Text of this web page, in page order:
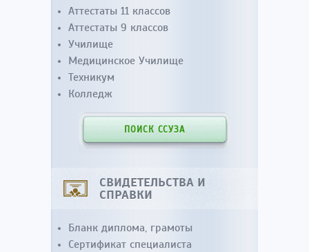
Аттестаты 11 классов
Аттестаты 9 классов
Училище
Медицинское Училище
Техникум
Колледж
ПОИСК ССУЗА
СВИДЕТЕЛЬСТВА И
СПРАВКИ
Бланк диплома, грамоты
Сертификат специалиста